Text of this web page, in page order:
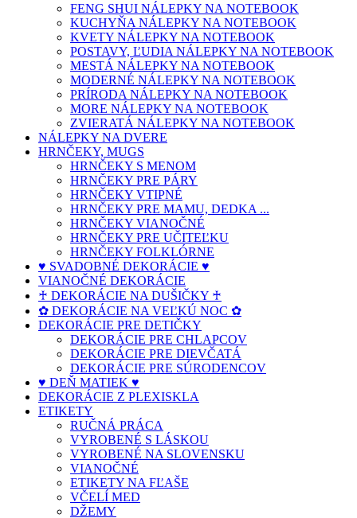
FENG SHUI NÁLEPKY NA NOTEBOOK
KUCHYŇA NÁLEPKY NA NOTEBOOK
KVETY NÁLEPKY NA NOTEBOOK
POSTAVY, ĽUDIA NÁLEPKY NA NOTEBOOK
MESTÁ NÁLEPKY NA NOTEBOOK
MODERNÉ NÁLEPKY NA NOTEBOOK
PRÍRODA NÁLEPKY NA NOTEBOOK
MORE NÁLEPKY NA NOTEBOOK
ZVIERATÁ NÁLEPKY NA NOTEBOOK
NÁLEPKY NA DVERE
HRNČEKY, MUGS
HRNČEKY S MENOM
HRNČEKY PRE PÁRY
HRNČEKY VTIPNÉ
HRNČEKY PRE MAMU, DEDKA ...
HRNČEKY VIANOČNÉ
HRNČEKY PRE UČITEĽKU
HRNČEKY FOLKLÓRNE
♥ SVADOBNÉ DEKORÁCIE ♥
VIANOČNÉ DEKORÁCIE
♰ DEKORÁCIE NA DUŠIČKY ♰
✿ DEKORÁCIE NA VEĽKÚ NOC ✿
DEKORÁCIE PRE DETIČKY
DEKORÁCIE PRE CHLAPCOV
DEKORÁCIE PRE DIEVČATÁ
DEKORÁCIE PRE SÚRODENCOV
♥ DEŇ MATIEK ♥
DEKORÁCIE Z PLEXISKLA
ETIKETY
RUČNÁ PRÁCA
VYROBENÉ S LÁSKOU
VYROBENÉ NA SLOVENSKU
VIANOČNÉ
ETIKETY NA FĽAŠE
VČELÍ MED
DŽEMY